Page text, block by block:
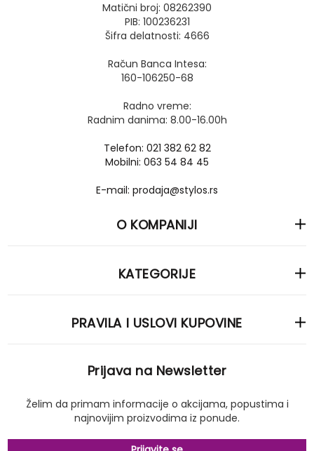
Matični broj: 08262390
PIB: 100236231
Šifra delatnosti: 4666
Račun Banca Intesa:
160-106250-68
Radno vreme:
Radnim danima: 8.00-16.00h
Telefon: 021 382 62 82
Mobilni: 063 54 84 45
E-mail: prodaja@stylos.rs
O KOMPANIJI
KATEGORIJE
PRAVILA I USLOVI KUPOVINE
Prijava na Newsletter
Želim da primam informacije o akcijama, popustima i
najnovijim proizvodima iz ponude.